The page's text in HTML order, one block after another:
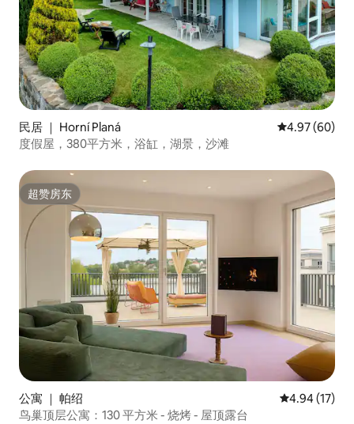
民居 ｜ Horní Planá 平均评分 4.97
4.97 (60)
度假屋，380平方米，浴缸，湖景，沙滩
超赞房东
超赞房东
公寓 ｜ 帕绍 平均评分
4.94 (17)
鸟巢顶层公寓：130 平方米 - 烧烤 - 屋顶露台